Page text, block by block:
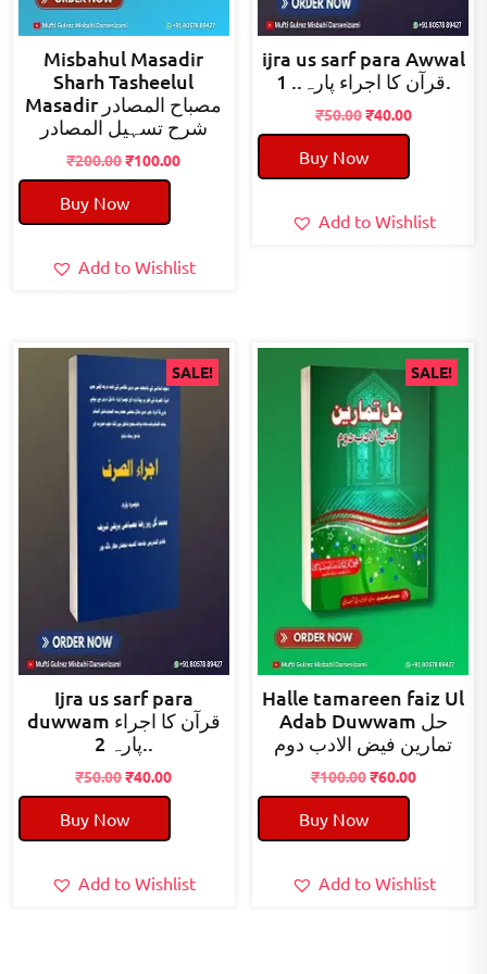
Misbahul Masadir
Sharh Tasheelul
Masadir مصباح المصادر
شرح تسہیل المصادر
₹200.00Original
price
was:
₹200.00.
₹100.00Current
Buy Now
Add to Wishlist
ijra us sarf para Awwal
قرآن کا اجراء پارہ.. 1.
₹50.00Original
price
was:
₹50.00.
₹40.00Current
Buy Now
Add to Wishlist
SALE!
Ijra us sarf para
duwwam قرآن کا اجراء
پارہ 2..
₹50.00Original
price
was:
₹50.00.
₹40.00Current
Buy Now
Add to Wishlist
SALE!
Halle tamareen faiz Ul
Adab Duwwam حل
تمارین فیض الادب دوم
₹100.00Original
price
was:
₹100.00.
₹60.00Current
Buy Now
Add to Wishlist